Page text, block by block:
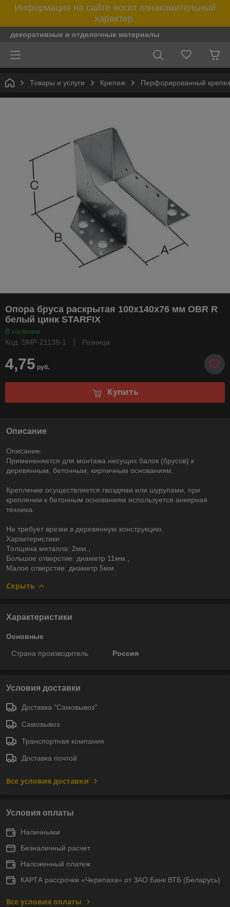
Информация на сайте носит ознакомительный
характер.
декоративные и отделочные материалы
Товары и услуги Крепеж Перфорированный
Опора бруса раскрытая 100х140х76 мм OBR R
белый цинк STARFIX
В наличии
Код: SMP-21138-1
Розница
4,75 руб.
Купить
Описание
Описание:
Примененяется для монтажа несущих балок (брусов) к
деревянным, бетонным, кирпичным основаниям.
Крепление осуществляется гвоздями или шурупами, при
креплении к бетонным основаниям используется анкерная
техника.
Не требует врезки в деревянную конструкцию.
Характеристики:
Толщина металла: 2мм.,
Большое отверстие: диаметр 11мм.,
Малое отверстие: диаметр 5мм.
Скрыть
Характеристики
Основные
Страна производитель Россия
Условия доставки
Доставка "Самовывоз"
Самовывоз
Транспортная компания
Доставка почтой
Все условия доставки
Условия оплаты
Наличными
Безналичный расчет
Наложенный платеж
КАРТА рассрочки «Черепаха» от ЗАО Банк ВТБ (Беларусь)
Все условия оплаты